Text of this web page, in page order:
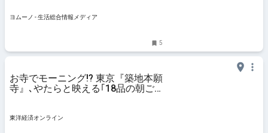
ヨムーノ - 生活総合情報メディア
5
お寺でモーニング!? 東京『築地本願
寺』､やたらと映える｢18品の朝ご
東洋経済オンライン